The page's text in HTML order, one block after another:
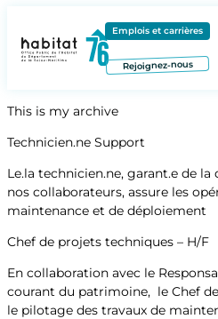
Emplois et carrières
Rejoignez-nous
This is my archive
Technicien.ne Support
Le.la technicien.ne, garant.e de
nos collaborateurs, assure les
maintenance et de déploiement
Chef de projets techniques – H/F
En collaboration avec le
courant du patrimoine, le Chef
le pilotage des travaux de